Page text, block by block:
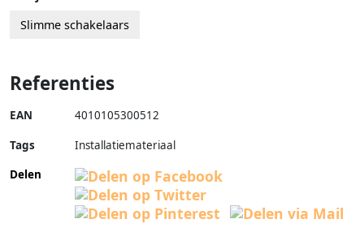
Slimme schakelaars
Referenties
EAN 4010105300512
Tags
Installatiemateriaal
Delen